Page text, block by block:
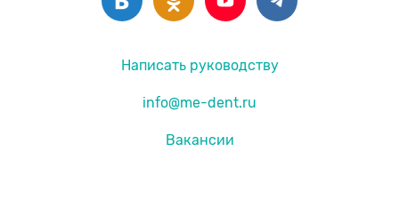
Написать руководству
info@me-dent.ru
Вакансии